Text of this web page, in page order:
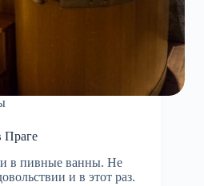
Праге
в пивные ванны. Не
и в этот раз.